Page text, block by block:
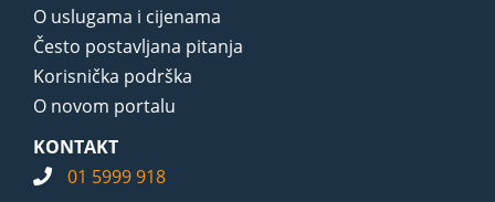
O uslugama i cijenama
Često postavljana pitanja
Korisnička podrška
O novom portalu
KONTAKT
01 5999 918